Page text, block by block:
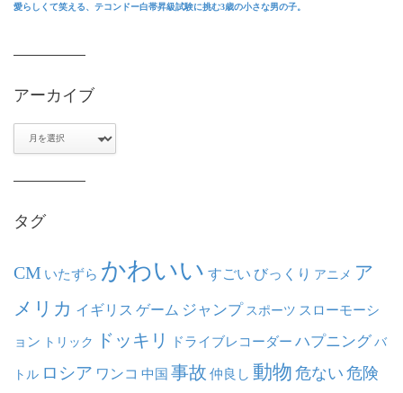
愛らしくて笑える、テコンドー白帯昇級試験に挑む3歳の小さな男の子。
アーカイブ
タグ
CM いたずら かわいい すごい びっくり アニメ ア
メリカ イギリス ゲーム ジャンプ スポーツ スローモーシ
ョン トリック ドッキリ ドライブレコーダー ハプニング バ
トル ロシア ワンコ 中国 事故 仲良し 動物 危ない 危険